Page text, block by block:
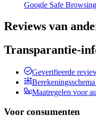
Google Safe Browsing
Reviews van
Transparantie-
Geverifieerde
Maatregelen voor
Voor consumenten